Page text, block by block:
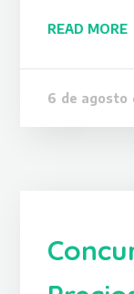
READ MORE
6 de agosto